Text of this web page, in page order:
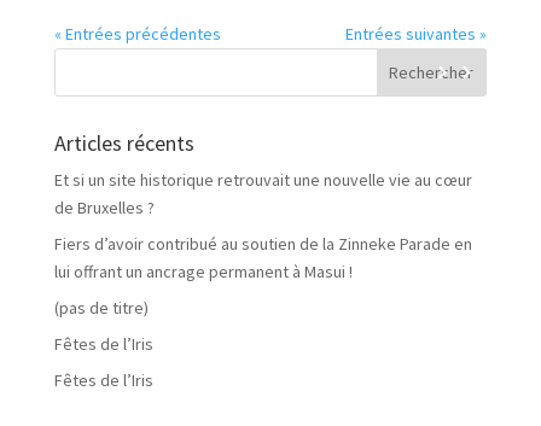
« Entrées précédentes Entrées suivantes »
Articles récents
Et si un site historique retrouvait une nouvelle vie au cœur
de Bruxelles ?
Fiers d’avoir contribué au soutien de la Zinneke Parade en
lui offrant un ancrage permanent à Masui !
(pas de titre)
Fêtes de l’Iris
Fêtes de l’Iris